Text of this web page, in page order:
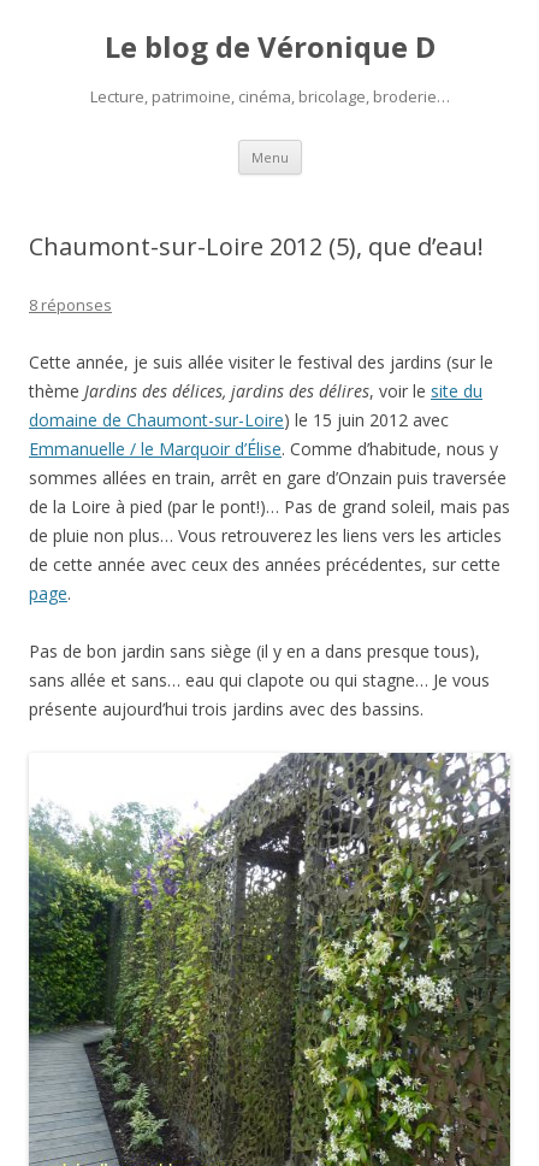
Le blog de Véronique D
Lecture, patrimoine, cinéma, bricolage, broderie…
Menu Aller
contenu
Chaumont-sur-Loire 2012 (5), que d’eau!
8 réponses
Cette année, je suis allée visiter le festival des jardins (sur le
thème Jardins des délices, jardins des délires, voir le site du
domaine de Chaumont-sur-Loire) le 15 juin 2012 avec
Emmanuelle / le Marquoir d’Élise. Comme d’habitude, nous y
sommes allées en train, arrêt en gare d’Onzain puis traversée
de la Loire à pied (par le pont!)… Pas de grand soleil, mais pas
de pluie non plus… Vous retrouverez les liens vers les articles
de cette année avec ceux des années précédentes, sur cette
page.
Pas de bon jardin sans siège (il y en a dans presque tous),
sans allée et sans… eau qui clapote ou qui stagne… Je vous
présente aujourd’hui trois jardins avec des bassins.